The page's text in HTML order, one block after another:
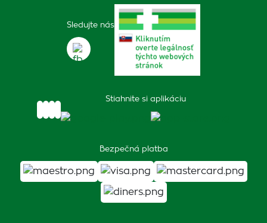
Sledujte nás
Stiahnite si aplikáciu
Bezpečná platba